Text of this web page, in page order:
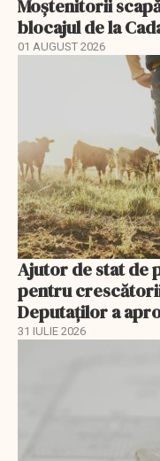
Moștenitorii
blocajul de la
01 AUGUST 2026
Ajutor de stat de
pentru
Deputaților a
31 IULIE 2026